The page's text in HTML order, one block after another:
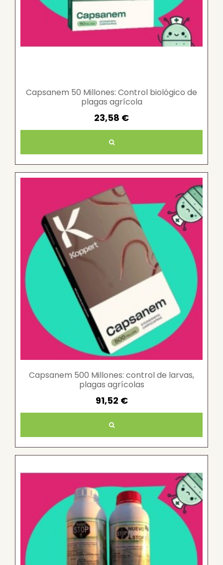
Capsanem 50 Millones: Control biológico de
plagas agrícola
23,58 €
Capsanem 500 Millones: control de larvas,
plagas agrícolas
91,52 €